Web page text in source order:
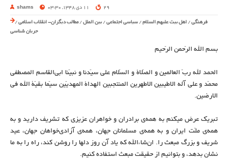
shams 11 دی 1348, 03:30 29
فرهنگی / اهل بیت علیهم السلام / سیاسی اجتماعی /بین الملل /مطالب دیگران- انقلاب اسلامی /
جریان شناسی
بسم الله الرّحمن الرّحیم
الحمد لله ربّ العالمین و الصّلاة و السّلام علی سیّدنا و نبیّنا ابی‌القاسم المصطفی
محمّد و علی آله الاطیبین الاطهرین المنتجبین الهداة المهدیّین سیّما بقیّة الله فی
الارضین.
تبریک عرض میکنم به همه‌ی برادران و خواهران عزیزی که تشریف دارید و به
همه‌ی ملّت ایران و به همه‌ی مسلمانان جهان، همه‌ی آزادی‌خواهان جهان، عید
شریف و بزرگ مبعث را. ان‌شاءالله که یاد آن روز دلها را روشن کند، راه را به ما
نشان بدهد، و بتوانیم از حقیقت مبعث استفاده کنیم.